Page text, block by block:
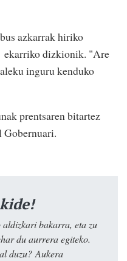
azkarrak hiriko
ekarriko dizkionik. "Are
inguru kenduko
prentsaren bitartez
Gobernuari.
bakarra, eta zu
du aurrera egiteko.
duzu? Aukera